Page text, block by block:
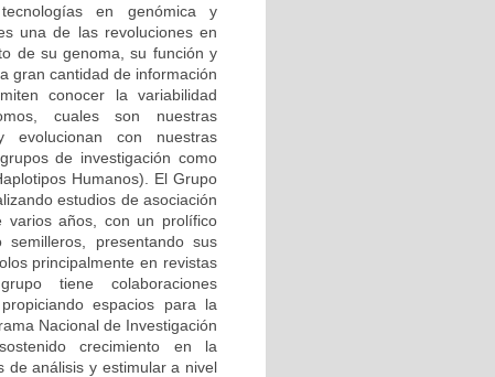
en genómica y
una de las revoluciones en
de su genoma, su función y
gran cantidad de información
conocer la variabilidad
cuales son nuestras
evolucionan con nuestras
de investigación como
Humanos). El Grupo
estudios de asociación
varios años, con un prolífico
presentando sus
principalmente en revistas
tiene colaboraciones
espacios para la
Nacional de Investigación
crecimiento en la
de análisis y estimular a nivel